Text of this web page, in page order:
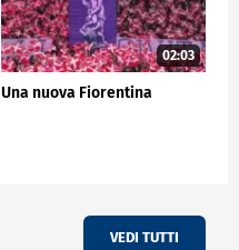
02:03
Una nuova Fiorentina
VEDI TUTTI